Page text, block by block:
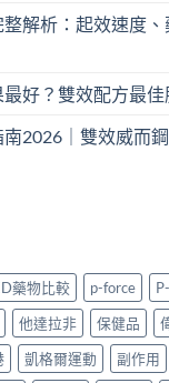
解析：起效速度
好？雙效配方最
2026｜雙效威而
藥物比較 p-force
他達拉非 保健品
凱格爾運動 副作用